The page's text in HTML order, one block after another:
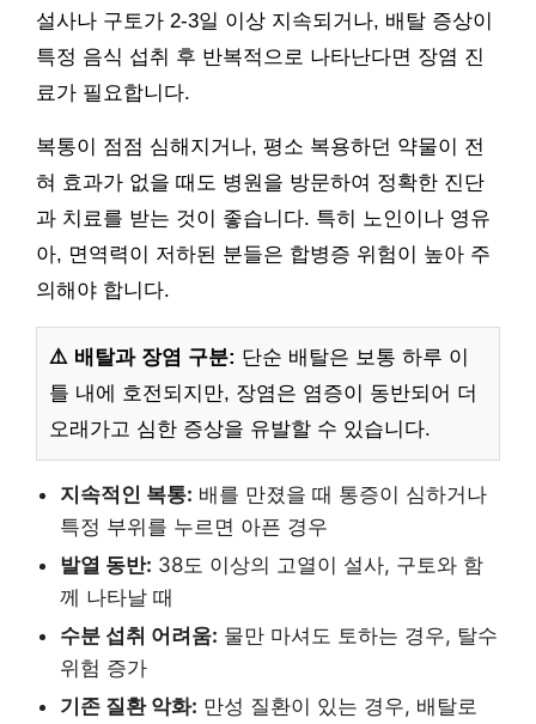
설사나 구토가 2-3일 이상 지속되거나, 배탈 증상이
특정 음식 섭취 후 반복적으로 나타난다면 장염 진
료가 필요합니다.
복통이 점점 심해지거나, 평소 복용하던 약물이 전
혀 효과가 없을 때도 병원을 방문하여 정확한 진단
과 치료를 받는 것이 좋습니다. 특히 노인이나 영유
아, 면역력이 저하된 분들은 합병증 위험이 높아 주
의해야 합니다.
⚠️ 배탈과 장염 구분: 단순 배탈은 보통 하루 이
틀 내에 호전되지만, 장염은 염증이 동반되어 더
오래가고 심한 증상을 유발할 수 있습니다.
지속적인 복통: 배를 만졌을 때 통증이 심하거나
특정 부위를 누르면 아픈 경우
발열 동반: 38도 이상의 고열이 설사, 구토와 함
께 나타날 때
수분 섭취 어려움: 물만 마셔도 토하는 경우, 탈수
위험 증가
기존 질환 악화: 만성 질환이 있는 경우, 배탈로